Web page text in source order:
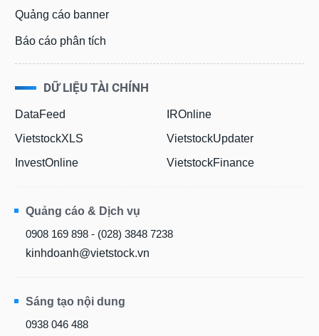
Quảng cáo banner
Báo cáo phân tích
DỮ LIỆU TÀI CHÍNH
DataFeed
VietstockXLS
InvestOnline
IROnline
VietstockUpdater
VietstockFinance
Quảng cáo & Dịch vụ
0908 169 898 - (028) 3848 7238
kinhdoanh@vietstock.vn
Sáng tạo nội dung
0938 046 488